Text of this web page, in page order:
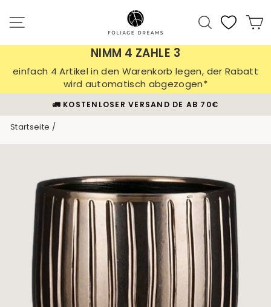
zum
Inhalt
Suche
NIMM 4 ZAHLE 3
einfach 4 Artikel in den Warenkorb legen, der Rabatt
wird automatisch abgezogen*
Pause
🪴 30 TAGE PFLANZEN-GARANTIE
Startseite /